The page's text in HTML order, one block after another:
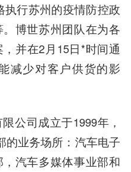
执行苏州的疫情防控政
博世苏州团队在为各
并在2月15日*时间通
减少对客户供货的影
公司成立于1999年，
的业务场所：汽车电子
汽车多媒体事业部和